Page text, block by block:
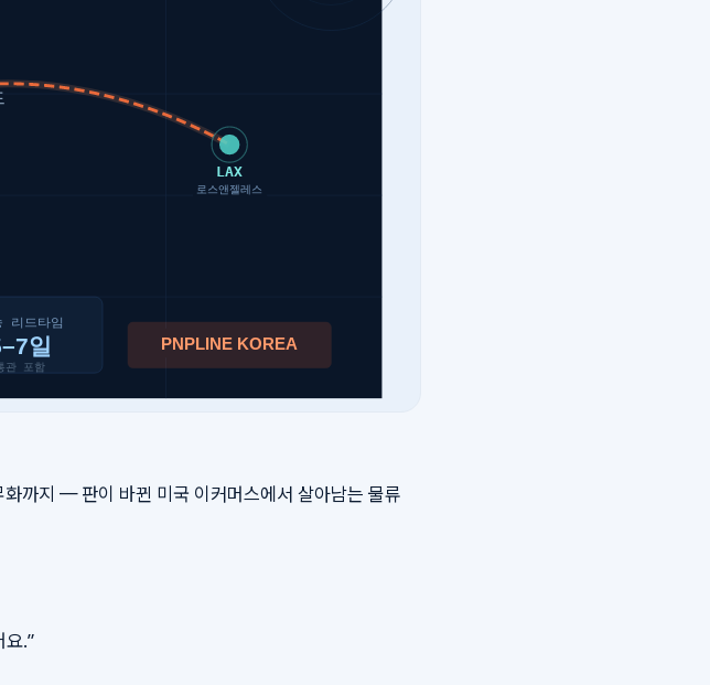
까지 — 판이 바뀐 미국 이커머스에서 살아남는 물류
.”